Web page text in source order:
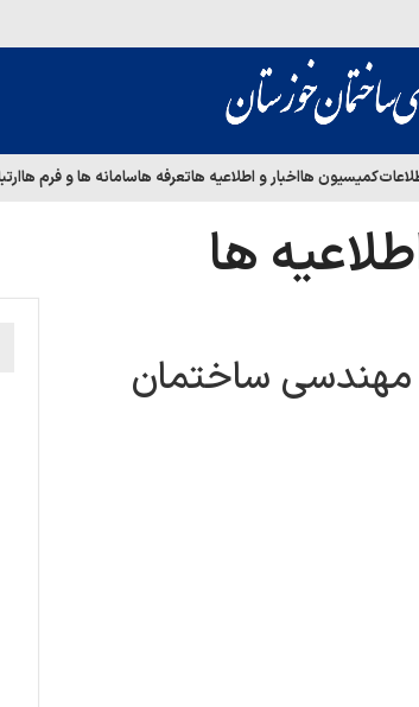
کمیسیون هااخبار و اطلاعیه هاتعرفه هاسامانه ها و فرم ها
ها
مهندسی ساختمان